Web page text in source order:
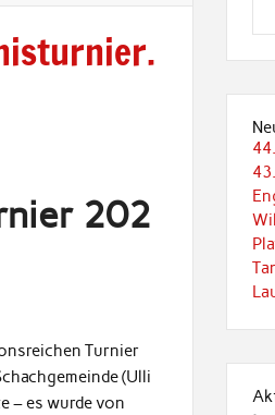
202
Turnier
(Ulli
– es wurde von